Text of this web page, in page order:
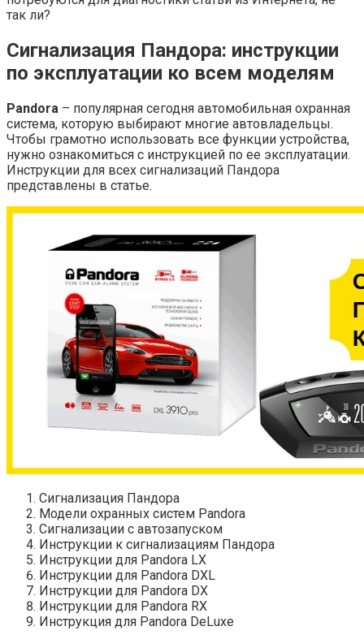
так ли?
Сигнализация Пандора: инструкции
по эксплуатации ко всем моделям
Pandora – популярная сегодня автомобильная охранная
система, которую выбирают многие автовладельцы.
Чтобы грамотно использовать все функции устройства,
нужно ознакомиться с инструкцией по ее эксплуатации.
Инструкции для всех сигнализаций Пандора
представлены в статье.
Сигнализация Пандора
Модели охранных систем Pandora
Сигнализации с автозапуском
Инструкции к сигнализациям Пандора
Инструкции для Pandora LX
Инструкции для Pandora DXL
Инструкции для Pandora DX
Инструкции для Pandora RX
Инструкция для Pandora DeLuxe